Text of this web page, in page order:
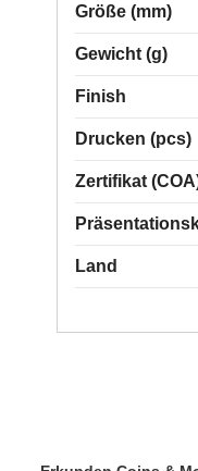
Größe (mm)
Gewicht (g)
Finish
Drucken (pcs)
Zertifikat
Land